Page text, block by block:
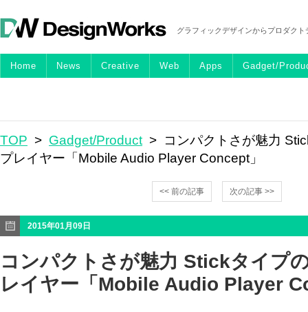
グラフィックデザインからプロダク
Home News Creative Web Apps Gadget/
TOP > Gadget/Product > コンパクトさが魅力
プレイヤー「Mobile Audio Player Concept」
<< 前の記事 次の記事 >>
2015年01月09日
コンパクトさが魅力 Stickタイプ
レイヤー「Mobile Audio Player